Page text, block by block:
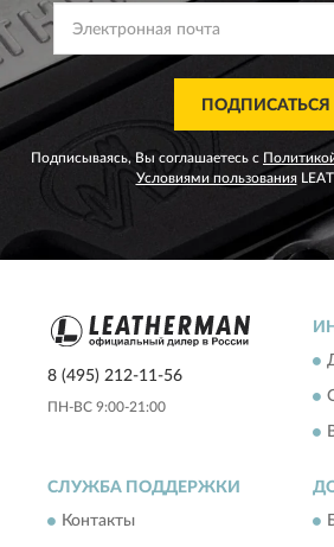
ПОДПИСАТЬСЯ
Подписываясь, Вы соглашаетесь с
Условиями пользования
8 (495) 212-11-56
ПН-ВС 9:00-21:00
СЛУЖБА ПОДДЕРЖКИ
Контакты